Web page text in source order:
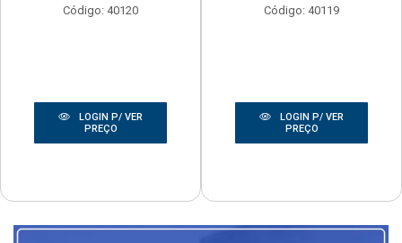
Código: 40120
LOGIN P/ VER
PREÇO
Código: 40119
LOGIN P/ VER
PREÇO